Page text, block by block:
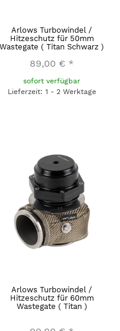
Arlows Turbowindel /
Hitzeschutz für 50mm
Wastegate ( Titan Schwarz )
89,00 € *
sofort verfügbar
Lieferzeit: 1 - 2 Werktage
Arlows Turbowindel /
Hitzeschutz für 60mm
Wastegate ( Titan )